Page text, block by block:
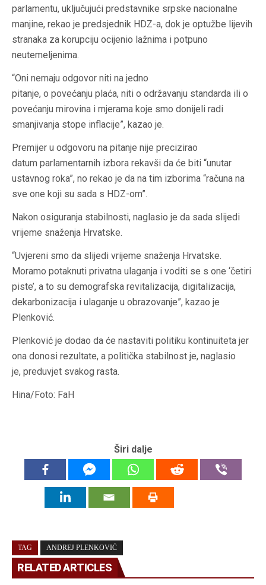
parlamentu, uključujući predstavnike srpske nacionalne
manjine, rekao je predsjednik HDZ-a, dok je optužbe lijevih
stranaka za korupciju ocijenio lažnima i potpuno
neutemeljenima.
“Oni nemaju odgovor niti na jedno
pitanje, o povećanju plaća, niti o održavanju standarda ili o
povećanju mirovina i mjerama koje smo donijeli radi
smanjivanja stope inflacije”, kazao je.
Premijer u odgovoru na pitanje nije precizirao
datum parlamentarnih izbora rekavši da će biti “unutar
ustavnog roka”, no rekao je da na tim izborima “računa na
sve one koji su sada s HDZ-om”.
Nakon osiguranja stabilnosti, naglasio je da sada slijedi
vrijeme snaženja Hrvatske.
“Uvjereni smo da slijedi vrijeme snaženja Hrvatske.
Moramo potaknuti privatna ulaganja i voditi se s one ‘četiri
piste’, a to su demografska revitalizacija, digitalizacija,
dekarbonizacija i ulaganje u obrazovanje”, kazao je
Plenković.
Plenković je dodao da će nastaviti politiku kontinuiteta jer
ona donosi rezultate, a politička stabilnost je, naglasio
je, preduvjet svakog rasta.
Hina/Foto: FaH
Širi dalje
TAG ANDREJ PLENKOVIĆ
RELATED ARTICLES